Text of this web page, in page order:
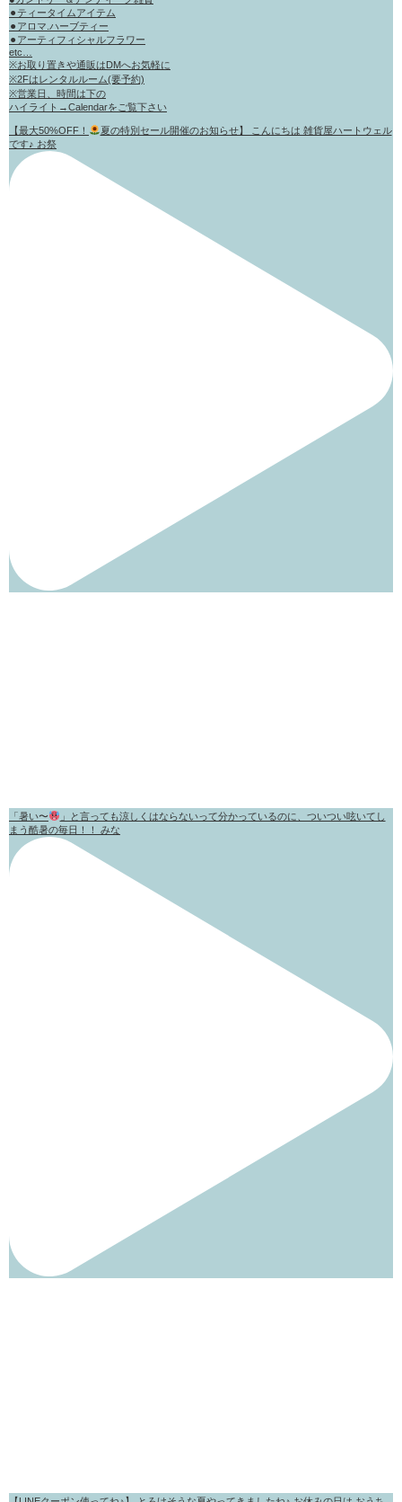
⚫︎ティータイムアイテム
⚫︎アロマ.ハーブティー
⚫︎アーティフィシャルフラワー
etc…
※お取り置きや通販はDMへお気軽に
※2Fはレンタルルーム(要予約)
※営業日、時間は下の
ハイライト→Calendarをご覧下さい
【最大50%OFF！
夏の特別セール開催のお知らせ】 こんにちは 雑貨屋ハートウェル
です♪ お祭
「暑い〜
」と言っても涼しくはならないって分かっているのに、ついつい呟いてし
まう酷暑の毎日！！ みな